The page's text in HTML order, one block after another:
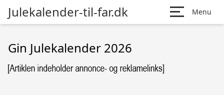
Julekalender-til-far.dk Menu
Gin Julekalender 2026